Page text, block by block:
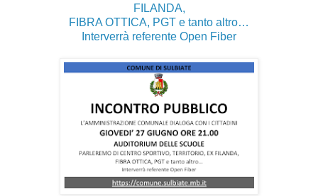
FILANDA,
FIBRA OTTICA, PGT e tanto altro…
Interverrà referente Open Fiber